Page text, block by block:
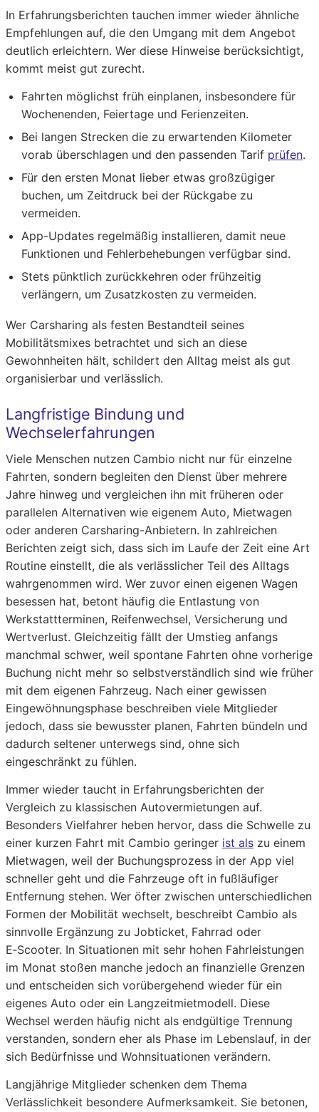
In Erfahrungsberichten tauchen immer wieder ähnliche
Empfehlungen auf, die den Umgang mit dem Angebot
deutlich erleichtern. Wer diese Hinweise berücksichtigt,
kommt meist gut zurecht.
Fahrten möglichst früh einplanen, insbesondere für
Wochenenden, Feiertage und Ferienzeiten.
Bei langen Strecken die zu erwartenden Kilometer
vorab überschlagen und den passenden Tarif prüfen.
Für den ersten Monat lieber etwas großzügiger
buchen, um Zeitdruck bei der Rückgabe zu
vermeiden.
App-Updates regelmäßig installieren, damit neue
Funktionen und Fehlerbehebungen verfügbar sind.
Stets pünktlich zurückkehren oder frühzeitig
verlängern, um Zusatzkosten zu vermeiden.
Wer Carsharing als festen Bestandteil seines
Mobilitätsmixes betrachtet und sich an diese
Gewohnheiten hält, schildert den Alltag meist als gut
organisierbar und verlässlich.
Langfristige Bindung und
Wechselerfahrungen
Viele Menschen nutzen Cambio nicht nur für einzelne
Fahrten, sondern begleiten den Dienst über mehrere
Jahre hinweg und vergleichen ihn mit früheren oder
parallelen Alternativen wie eigenem Auto, Mietwagen
oder anderen Carsharing-Anbietern. In zahlreichen
Berichten zeigt sich, dass sich im Laufe der Zeit eine Art
Routine einstellt, die als verlässlicher Teil des Alltags
wahrgenommen wird. Wer zuvor einen eigenen Wagen
besessen hat, betont häufig die Entlastung von
Werkstattterminen, Reifenwechsel, Versicherung und
Wertverlust. Gleichzeitig fällt der Umstieg anfangs
manchmal schwer, weil spontane Fahrten ohne vorherige
Buchung nicht mehr so selbstverständlich sind wie früher
mit dem eigenen Fahrzeug. Nach einer gewissen
Eingewöhnungsphase beschreiben viele Mitglieder
jedoch, dass sie bewusster planen, Fahrten bündeln und
dadurch seltener unterwegs sind, ohne sich
eingeschränkt zu fühlen.
Immer wieder taucht in Erfahrungsberichten der
Vergleich zu klassischen Autovermietungen auf.
Besonders Vielfahrer heben hervor, dass die Schwelle zu
einer kurzen Fahrt mit Cambio geringer ist als zu einem
Mietwagen, weil der Buchungsprozess in der App viel
schneller geht und die Fahrzeuge oft in fußläufiger
Entfernung stehen. Wer öfter zwischen unterschiedlichen
Formen der Mobilität wechselt, beschreibt Cambio als
sinnvolle Ergänzung zu Jobticket, Fahrrad oder
E‑Scooter. In Situationen mit sehr hohen Fahrleistungen
im Monat stoßen manche jedoch an finanzielle Grenzen
und entscheiden sich vorübergehend wieder für ein
eigenes Auto oder ein Langzeitmietmodell. Diese
Wechsel werden häufig nicht als endgültige Trennung
verstanden, sondern eher als Phase im Lebenslauf, in der
sich Bedürfnisse und Wohnsituationen verändern.
Langjährige Mitglieder schenken dem Thema
Verlässlichkeit besondere Aufmerksamkeit. Sie betonen,